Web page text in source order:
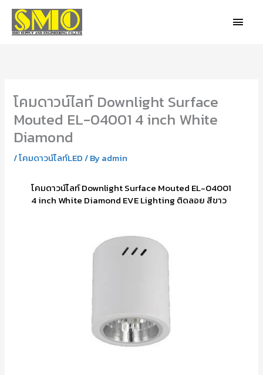
Skip
content
โคมดาวน์ไลท์ Downlight Surface
Mouted EL-04001 4 inch White
Diamond
/โคมดาวน์ไลท์LED/ Byadmin
โคมดาวน์ไลท์ Downlight Surface Mouted EL-04001
4 inch White Diamond EVE Lighting ติดลอย สีขาว